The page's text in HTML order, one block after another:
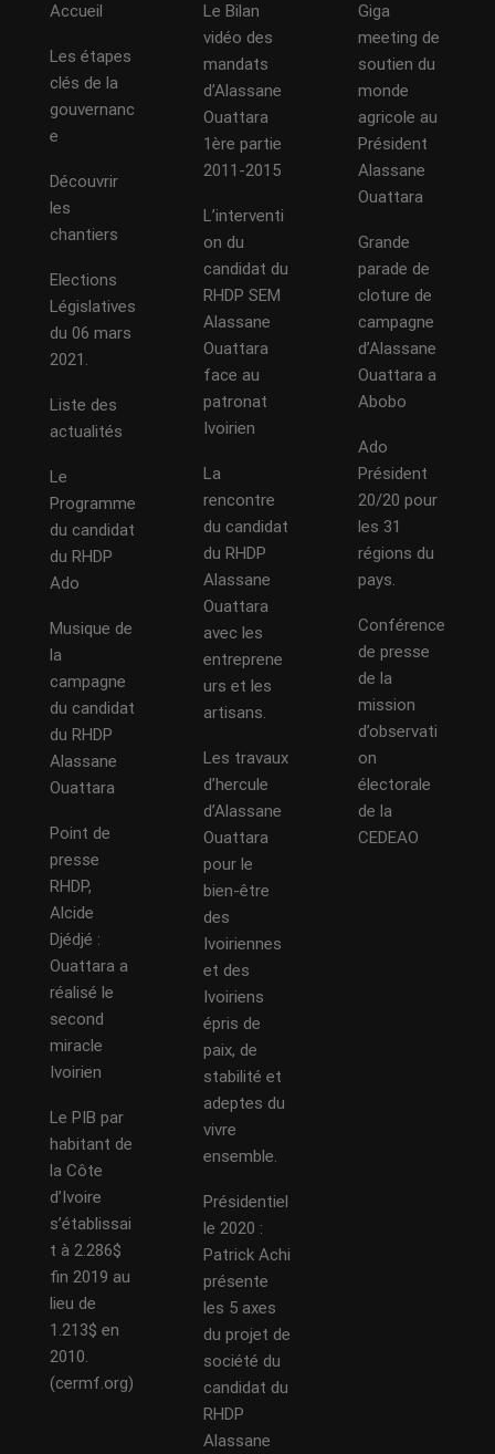
Accueil
Les étapes
clés de la
gouvernanc
e
Découvrir
les
chantiers
Elections
Législatives
du 06 mars
2021.
Liste des
actualités
Le
Programme
du candidat
du RHDP
Ado
Musique de
la
campagne
du candidat
du RHDP
Alassane
Ouattara
Point de
presse
RHDP,
Alcide
Djédjé :
Ouattara a
réalisé le
second
miracle
Ivoirien
Le PIB par
habitant de
la Côte
d’Ivoire
s’établissai
t à 2.286$
fin 2019 au
lieu de
1.213$ en
2010.
(cermf.org)
Le Bilan
vidéo des
mandats
d’Alassane
Ouattara
1ère partie
2011-2015
L’interventi
on du
candidat du
RHDP SEM
Alassane
Ouattara
face au
patronat
Ivoirien
La
rencontre
du candidat
du RHDP
Alassane
Ouattara
avec les
entreprene
urs et les
artisans.
Les travaux
d’hercule
d’Alassane
Ouattara
pour le
bien-être
des
Ivoiriennes
et des
Ivoiriens
épris de
paix, de
stabilité et
adeptes du
vivre
ensemble.
Présidentiel
le 2020 :
Patrick Achi
présente
les 5 axes
du projet de
société du
candidat du
RHDP
Alassane
Giga
meeting de
soutien du
monde
agricole au
Président
Alassane
Ouattara
Grande
parade de
cloture de
campagne
d’Alassane
Ouattara a
Abobo
Ado
Président
20/20 pour
les 31
régions du
pays.
Conférence
de presse
de la
mission
d’observati
on
électorale
de la
CEDEAO